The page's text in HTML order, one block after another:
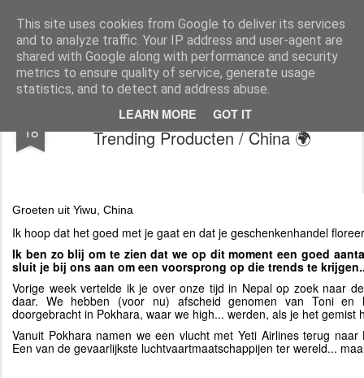
This site uses cookies from Google to deliver its services
and to analyze traffic. Your IP address and user-agent are
shared with Google along with performance and security
metrics to ensure quality of service, generate usage
statistics, and to detect and address abuse.
LEARN MORE GOT IT
AWGifts Nederland Welkom terug bij AWGifts Europe - Uw groothandel in cadeauartikelen die door heel Europa levert. Bij AWGifts zijn we toegewijd om u het beste te bieden op het gebied van cadeauartikelen voor de groothandel, uw klanten te verrassen en uw detailhandel te helpen groeien. De enige groothandel die handgemaakte cadeauartikelen rechtstreeks uit India, Indonesië & China - AND produceert aromatherapie, huisparfumartikelen en badkamergeschenken in onze Britse fabriek.
Home
18
🌍 David's AW Nieuws: Zoektocht naar
Trending Producten / China 🌍
Groeten uit Yiwu, China
Ik hoop dat het goed met je gaat en dat je geschenkenhandel
Ik ben zo blij om te zien dat we op dit moment een goed
sluit je bij ons aan om een voorsprong op die trends te
Vorige week vertelde ik je over onze tijd in Nepal op zoek naar
daar. We hebben (voor nu) afscheid genomen van Toni en
doorgebracht in Pokhara, waar we high... werden, als je het gemist
Vanuit Pokhara namen we een vlucht met Yeti Airlines terug
Een van de gevaarlijkste luchtvaartmaatschappijen ter wereld...